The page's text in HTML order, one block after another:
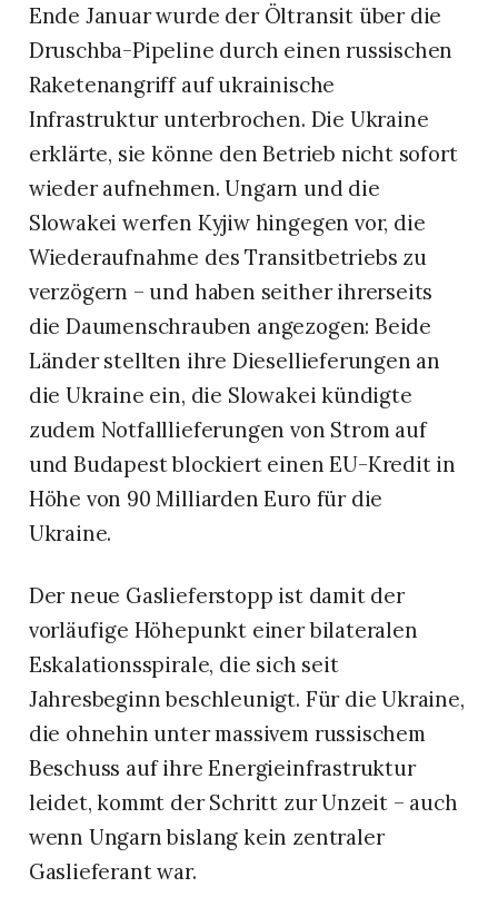
Ende Januar wurde der Öltransit über die
Druschba-Pipeline durch einen russischen
Raketenangriff auf ukrainische
Infrastruktur unterbrochen. Die Ukraine
erklärte, sie könne den Betrieb nicht sofort
wieder aufnehmen. Ungarn und die
Slowakei werfen Kyjiw hingegen vor, die
Wiederaufnahme des Transitbetriebs zu
verzögern – und haben seither ihrerseits
die Daumenschrauben angezogen: Beide
Länder stellten ihre Diesellieferungen an
die Ukraine ein, die Slowakei kündigte
zudem Notfalllieferungen von Strom auf
und Budapest blockiert einen EU-Kredit in
Höhe von 90 Milliarden Euro für die
Ukraine.
Der neue Gaslieferstopp ist damit der
vorläufige Höhepunkt einer bilateralen
Eskalationsspirale, die sich seit
Jahresbeginn beschleunigt. Für die Ukraine,
die ohnehin unter massivem russischem
Beschuss auf ihre Energieinfrastruktur
leidet, kommt der Schritt zur Unzeit – auch
wenn Ungarn bislang kein zentraler
Gaslieferant war.